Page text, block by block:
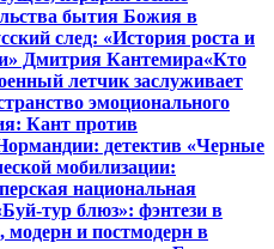
бытия Божия в
след: «История роста и
Дмитрия Кантемира«Кто
летчик заслуживает
эмоционального
Кант против
детектив «Черные
мобилизации:
национальная
тур блюз»: фэнтези в
модерн и постмодерн в